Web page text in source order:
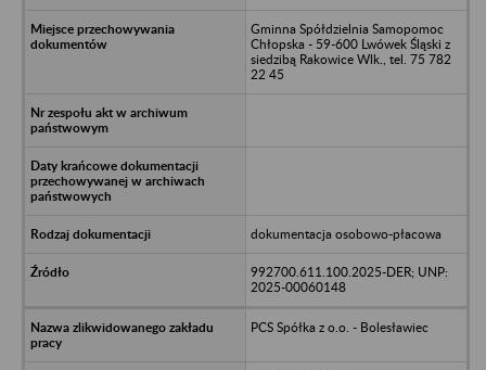
Gminna Spółdzielnia Samopomoc
Chłopska - 59-600 Lwówek Śląski z
siedzibą Rakowice Wlk., tel. 75 782
22 45
dokumentacja osobowo-płacowa
992700.611.100.2025-DER; UNP:
2025-00060148
PCS Spółka z o.o. - Bolesławiec